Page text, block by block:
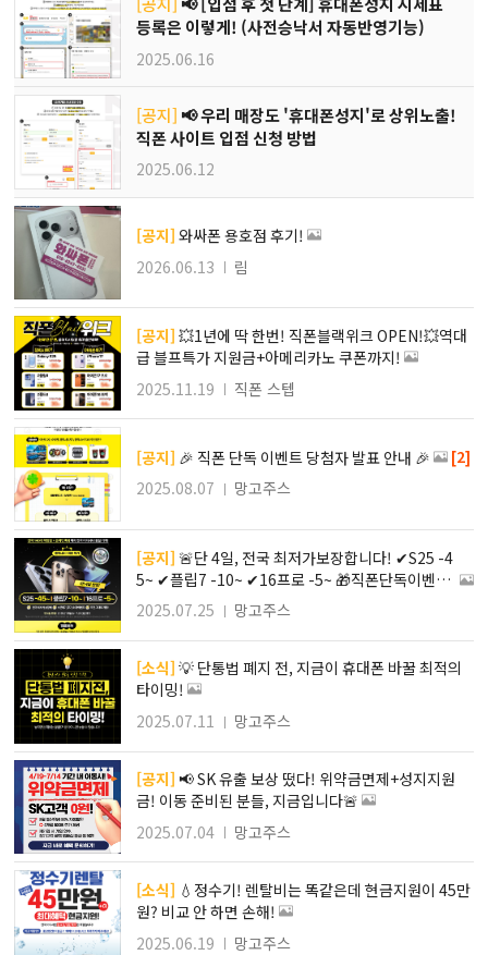
등록은 이렇게! (사전승낙서 자동반영기능)
2025.06.16
[공지] 📢 우리 매장도 '휴대폰성지'로 상위노출!
직폰 사이트 입점 신청 방법
2025.06.12
[공지] 와싸폰 용호점 후기!
2026.06.13
림
[공지] 💥1년에 딱 한번! 직폰블랙위크 OPEN!💥역대
급 블프특가 지원금+아메리카노 쿠폰까지!
2025.11.19
직폰 스텝
[공지] 🎉 직폰 단독 이벤트 당첨자 발표 안내 🎉
[2]
2025.08.07
망고주스
[공지] 🚨단 4일, 전국 최저가보장합니다! ✔︎S25 -4
5~ ✔︎플립7 -10~ ✔︎16프로 -5~ 🎁직폰단독이벤트
(총 350만상당)
2025.07.25 망고주스
[소식] 💡 단통법 폐지 전, 지금이 휴대폰 바꿀 최적의
타이밍!
2025.07.11
망고주스
[공지] 📢 SK 유출 보상 떴다! 위약금면제+성지지원
금! 이동 준비된 분들, 지금입니다🚨
2025.07.04
망고주스
[소식]
원? 비교 안 하면 손해!
2025.06.19
망고주스